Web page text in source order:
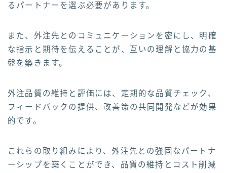
るパートナーを選ぶ必要があります。
また、外注先とのコミュニケーションを密にし、明確
な指示と期待を伝えることが、互いの理解と協力の基
盤を築きます。
外注品質の維持と評価には、定期的な品質チェック、
フィードバックの提供、改善策の共同開発などが効果
的です。
これらの取り組みにより、外注先との強固なパートナ
ーシップを築くことができ、品質の維持とコスト削減